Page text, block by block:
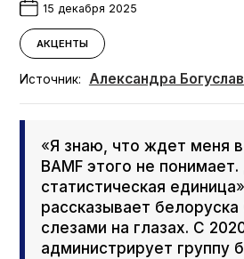
15 декабря 2025
АКЦЕНТЫ
Источник: Александра
«Я знаю, что ждет меня
BAMF этого не
статистическая единица»
рассказывает белоруска
слезами на глазах. С
администрирует группу